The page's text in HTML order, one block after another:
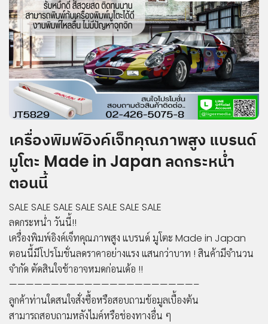
ติดต่อ
เรา
2019
LIGER
MEDIA
CO.,LTD.
rights
reserved.
เครื่องพิมพ์อิงค์เจ็ทคุณภาพสูง แบรนด์
มูโตะ Made in Japan ลดกระหน่ำ
ตอนนี้
SALE SALE SALE SALE SALE SALE SALE
ลดกระหน่ำ วันนี้!!
เครื่องพิมพ์อิงค์เจ็ทคุณภาพสูง แบรนด์ มูโตะ Made in Japan
ตอนนี้มีโปรโมชั่นลดราคาอย่างแรง แสนกว่าบาท ! สินค้ามีจำนวน
จำกัด ตัดสินใจช้าอาจหมดก่อนเด้อ !!
——————————————————————–
ลูกค้าท่านใดสนใจสั่งซื้อหรือสอบถามข้อมูลเบื้องต้น
สามารถสอบถามหลังไมค์หรือช่องทางอื่น ๆ